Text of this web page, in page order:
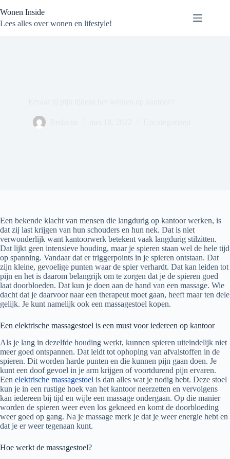
naar
de
Wonen Inside
Lees alles over wonen en lifestyle!
Een bekende klacht van mensen die langdurig op kantoor werken, is
dat zij last krijgen van hun schouders en hun nek. Dat is niet
verwonderlijk want kantoorwerk betekent vaak langdurig stilzitten.
Dat lijkt geen intensieve houding, maar je spieren staan wel de hele tijd
op spanning. Vandaar dat er triggerpoints in je spieren ontstaan. Dat
zijn kleine, gevoelige punten waar de spier verhardt. Dat kan leiden tot
pijn en het is daarom belangrijk om te zorgen dat je de spieren goed
laat doorbloeden. Dat kun je doen aan de hand van een massage. Wie
dacht dat je daarvoor naar een therapeut moet gaan, heeft maar ten dele
gelijk. Je kunt namelijk ook een massagestoel kopen.
Een elektrische massagestoel is een must voor iedereen op kantoor
Als je lang in dezelfde houding werkt, kunnen spieren uiteindelijk niet
meer goed ontspannen. Dat leidt tot ophoping van afvalstoffen in de
spieren. Dit worden harde punten en die kunnen pijn gaan doen. Je
kunt een doof gevoel in je arm krijgen of voortdurend pijn ervaren.
Een elektrische massagestoel is dan alles wat je nodig hebt. Deze stoel
kun je in een rustige hoek van het kantoor neerzetten en vervolgens
kan iedereen bij tijd en wijle een massage ondergaan. Op die manier
worden de spieren weer even los gekneed en komt de doorbloeding
weer goed op gang. Na je massage merk je dat je weer energie hebt en
dat je er weer tegenaan kunt.
Hoe werkt de massagestoel?